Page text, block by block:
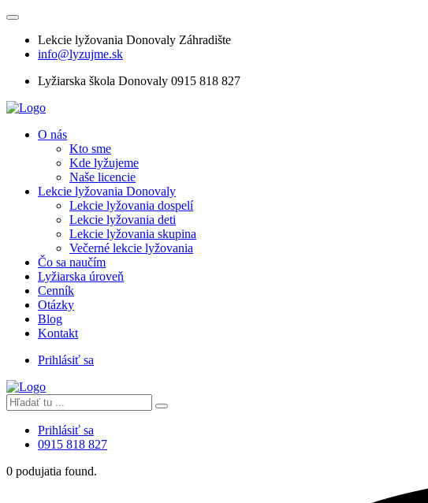
Lekcie lyžovania Donovaly Záhradište
info@lyzujme.sk
Lyžiarska škola Donovaly 0915 818 827
O nás
Kto sme
Kde lyžujeme
Naše licencie
Lekcie lyžovania Donovaly
Lekcie lyžovania dospelí
Lekcie lyžovania deti
Lekcie lyžovania skupina
Večerné lekcie lyžovania
Čo sa naučím
Lyžiarska úroveň
Cenník
Otázky
Blog
Kontakt
Prihlásiť sa
Prihlásiť sa
0915 818 827
0 podujatia found.